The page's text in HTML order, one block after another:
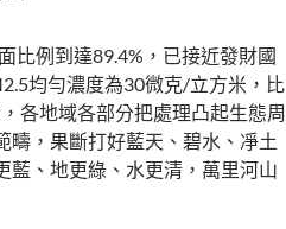
比例到達89.4%，已接近發財國
均勻濃度為30微克/立方米，比
各地域各部分把處理凸起生態周
疇，果斷打好藍天、碧水、凈土
藍、地更綠、水更清，萬里河山